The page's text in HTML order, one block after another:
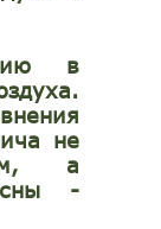
в
не
м, а
-